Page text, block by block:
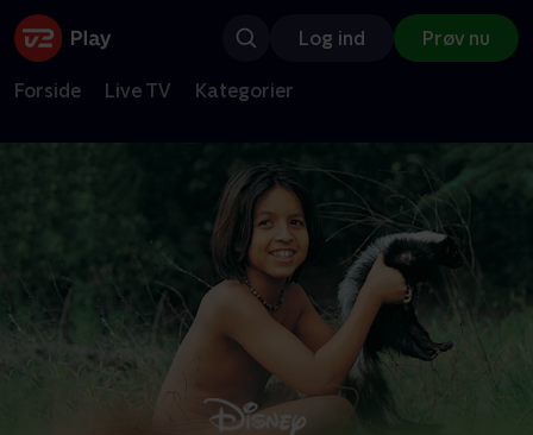
Log ind Prøv nu
Forside Live TV Kategorier